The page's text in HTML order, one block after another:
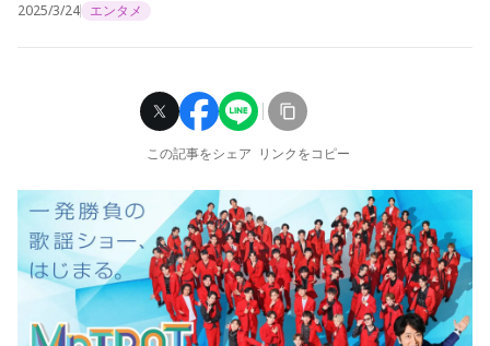
2025/3/24 エンタメ
この記事をシェア リンクをコピー